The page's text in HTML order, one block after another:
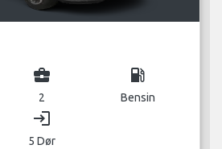
business_center
2
local_gas_station
Bensin
login
5 Dør